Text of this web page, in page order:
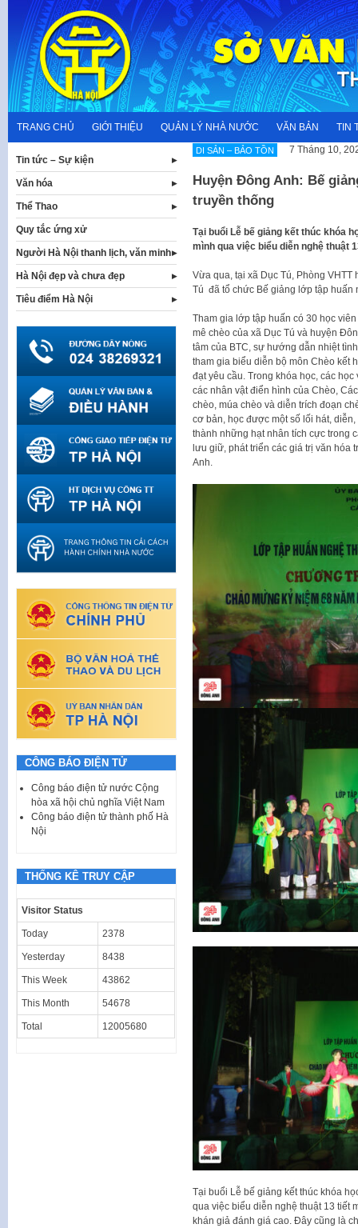
content
TRANG CHỦ GIỚI THIỆU QUẢN LÝ NHÀ NƯỚC VĂN BẢN TIN
DI SẢN – BẢO TỒN 7 Tháng 10,
Huyện Đông Anh: Bế
truyền thống
Tại buổi Lễ bế giảng kết thúc khóa
mình qua việc biểu diễn nghệ thuật
Vừa qua, tại xã Dục Tú, Phòng
Tú đã tổ chức Bế giảng lớp tập huấn
Tham gia lớp tập huấn có 30 học
mê chèo của xã Dục Tú và huyện
tâm của BTC, sự hướng dẫn nhiệt
tham gia biểu diễn bộ môn Chèo kết
đạt yêu cầu. Trong khóa học, các
các nhân vật điển hình của Chèo,
chèo, múa chèo và diễn trích đoạn
cơ bản, học được một số lối hát,
thành những hạt nhân tích cực trong
lưu giữ, phát triển các giá trị văn hóa
Anh.
Tại buổi Lễ bế giảng kết thúc khóa
qua việc biểu diễn nghệ thuật 13 tiết
khán giả đánh giá cao. Đây cũng là
Tin tức – Sự kiện
Văn hóa
Thể Thao
Quy tắc ứng xử
Người Hà Nội thanh lịch, văn minh
Hà Nội đẹp và chưa đẹp
Tiêu điểm Hà Nội
CÔNG BÁO ĐIỆN TỬ
Công báo điện tử nước Cộng
hòa xã hội chủ nghĩa Việt Nam
Công báo điện tử thành phố Hà
Nội
THỐNG KÊ TRUY CẬP
Visitor Status
Today 2378
Yesterday 8438
This Week 43862
This Month 54678
Total 12005680